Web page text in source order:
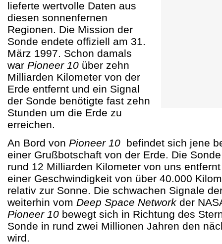
lieferte wertvolle Daten aus
diesen sonnenfernen
Regionen. Die Mission der
Sonde endete offiziell am 31.
März 1997. Schon damals
war Pioneer 10 über zehn
Milliarden Kilometer von der
Erde entfernt und ein Signal
der Sonde benötigte fast zehn
Stunden um die Erde zu
erreichen.
An Bord von Pioneer 10 befindet sich jene
einer Grußbotschaft von der Erde. Die
rund 12 Milliarden Kilometer von uns
einer Geschwindigkeit von über 40.000
relativ zur Sonne. Die schwachen Signale
weiterhin vom Deep Space Network der
Pioneer 10 bewegt sich in Richtung des
Sonde in rund zwei Millionen Jahren den
wird.